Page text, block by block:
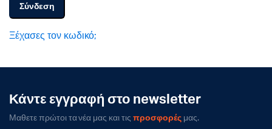
Σύνδεση
Ξέχασες τον κωδικό;
Κάντε εγγραφή στο newsletter
Μαθετε πρώτοι τα νέα μας και τιςπροσφορέςμας.